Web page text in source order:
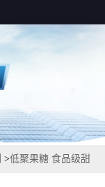
>低聚果糖 食品级甜